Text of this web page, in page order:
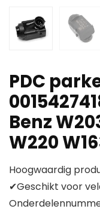
PDC
Benz
W220
Hoogwaardig
✔Geschikt voor